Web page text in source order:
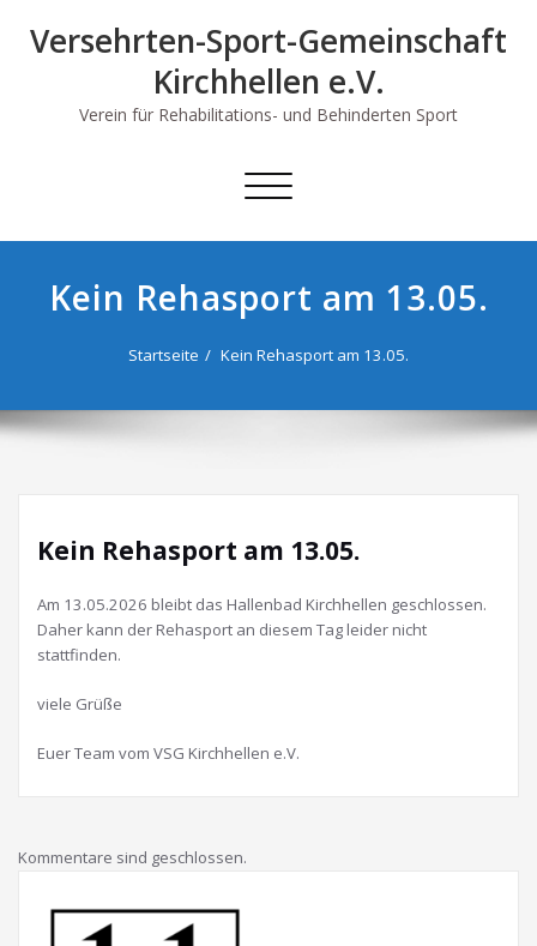
Versehrten-Sport-Gemeinschaft
Kirchhellen e.V.
Verein für Rehabilitations- und Behinderten Sport
Schalte
Kein Rehasport am 13.05.
Startseite Kein Rehasport am 13.05.
Kein Rehasport am 13.05.
Am 13.05.2026 bleibt das Hallenbad Kirchhellen geschlossen.
Daher kann der Rehasport an diesem Tag leider nicht
stattfinden.
viele Grüße
Euer Team vom VSG Kirchhellen e.V.
Kommentare sind geschlossen.